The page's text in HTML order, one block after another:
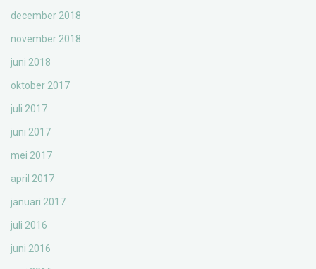
december 2018
november 2018
juni 2018
oktober 2017
juli 2017
juni 2017
mei 2017
april 2017
januari 2017
juli 2016
juni 2016